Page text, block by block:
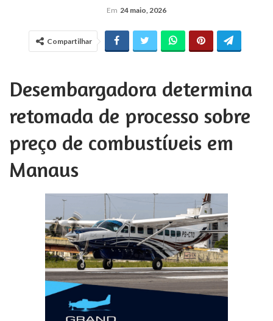
Em 24 maio, 2026
Compartilhar
Desembargadora determina
retomada de processo sobre
preço de combustíveis em
Manaus